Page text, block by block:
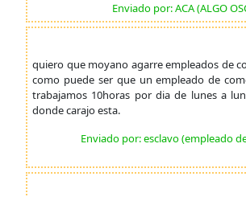
Enviado por: ACA (ALGO
quiero que moyano agarre empleados de
como puede ser que un empleado de
trabajamos 10horas por dia de lunes a
donde carajo esta.
Enviado por: esclavo (empleado